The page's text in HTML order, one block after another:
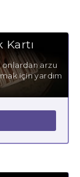
Kartı
arzu
için yardım